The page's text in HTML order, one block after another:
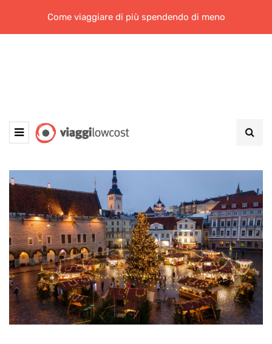
Come viaggiare di più spendendo di meno